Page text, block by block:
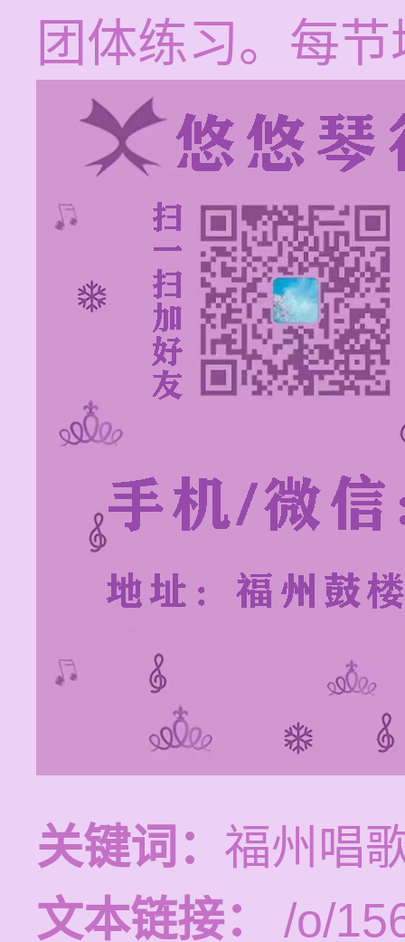
团体练习。每
关键词： 福州唱
文本链接：
/o/